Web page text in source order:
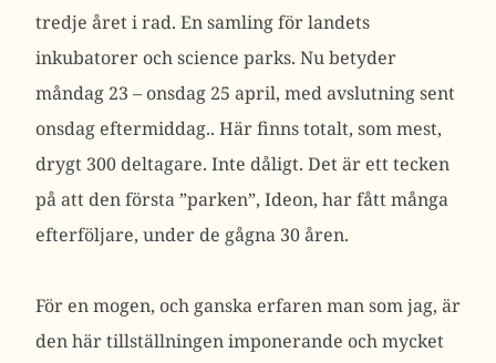
tredje året i rad. En samling för landets
inkubatorer och science parks. Nu betyder
måndag 23 – onsdag 25 april, med avslutning sent
onsdag eftermiddag.. Här finns totalt, som mest,
drygt 300 deltagare. Inte dåligt. Det är ett tecken
på att den första ”parken”, Ideon, har fått många
efterföljare, under de gågna 30 åren.
För en mogen, och ganska erfaren man som jag, är
den här tillställningen imponerande och mycket